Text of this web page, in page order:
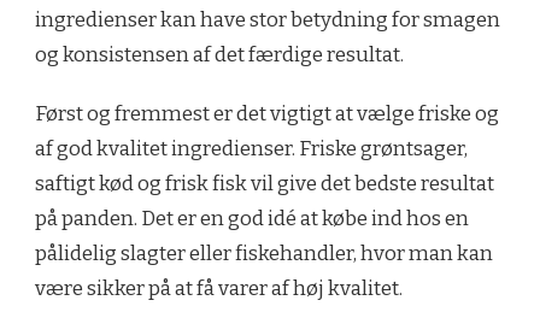
ingredienser kan have stor betydning for smagen
og konsistensen af det færdige resultat.
Først og fremmest er det vigtigt at vælge friske og
af god kvalitet ingredienser. Friske grøntsager,
saftigt kød og frisk fisk vil give det bedste resultat
på panden. Det er en god idé at købe ind hos en
pålidelig slagter eller fiskehandler, hvor man kan
være sikker på at få varer af høj kvalitet.